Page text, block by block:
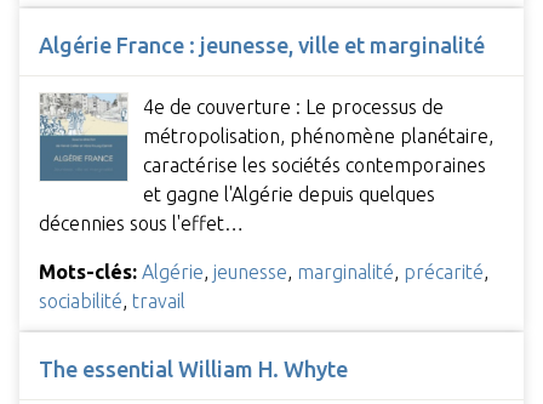
Algérie France : jeunesse, ville et marginalité
4e de couverture : Le processus de
métropolisation, phénomène planétaire,
caractérise les sociétés contemporaines
et gagne l'Algérie depuis quelques
décennies sous l'effet…
Mots-clés: Algérie, jeunesse, marginalité, précarité,
sociabilité, travail
The essential William H. Whyte